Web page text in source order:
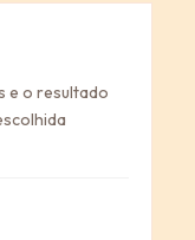
e o resultado